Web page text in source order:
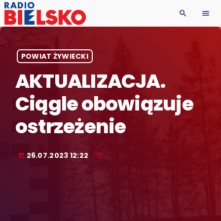
search menu
POWIAT ŻYWIECKI
AKTUALIZACJA.
Ciągle obowiązuje
ostrzeżenie
today 26.07.2023 12:22